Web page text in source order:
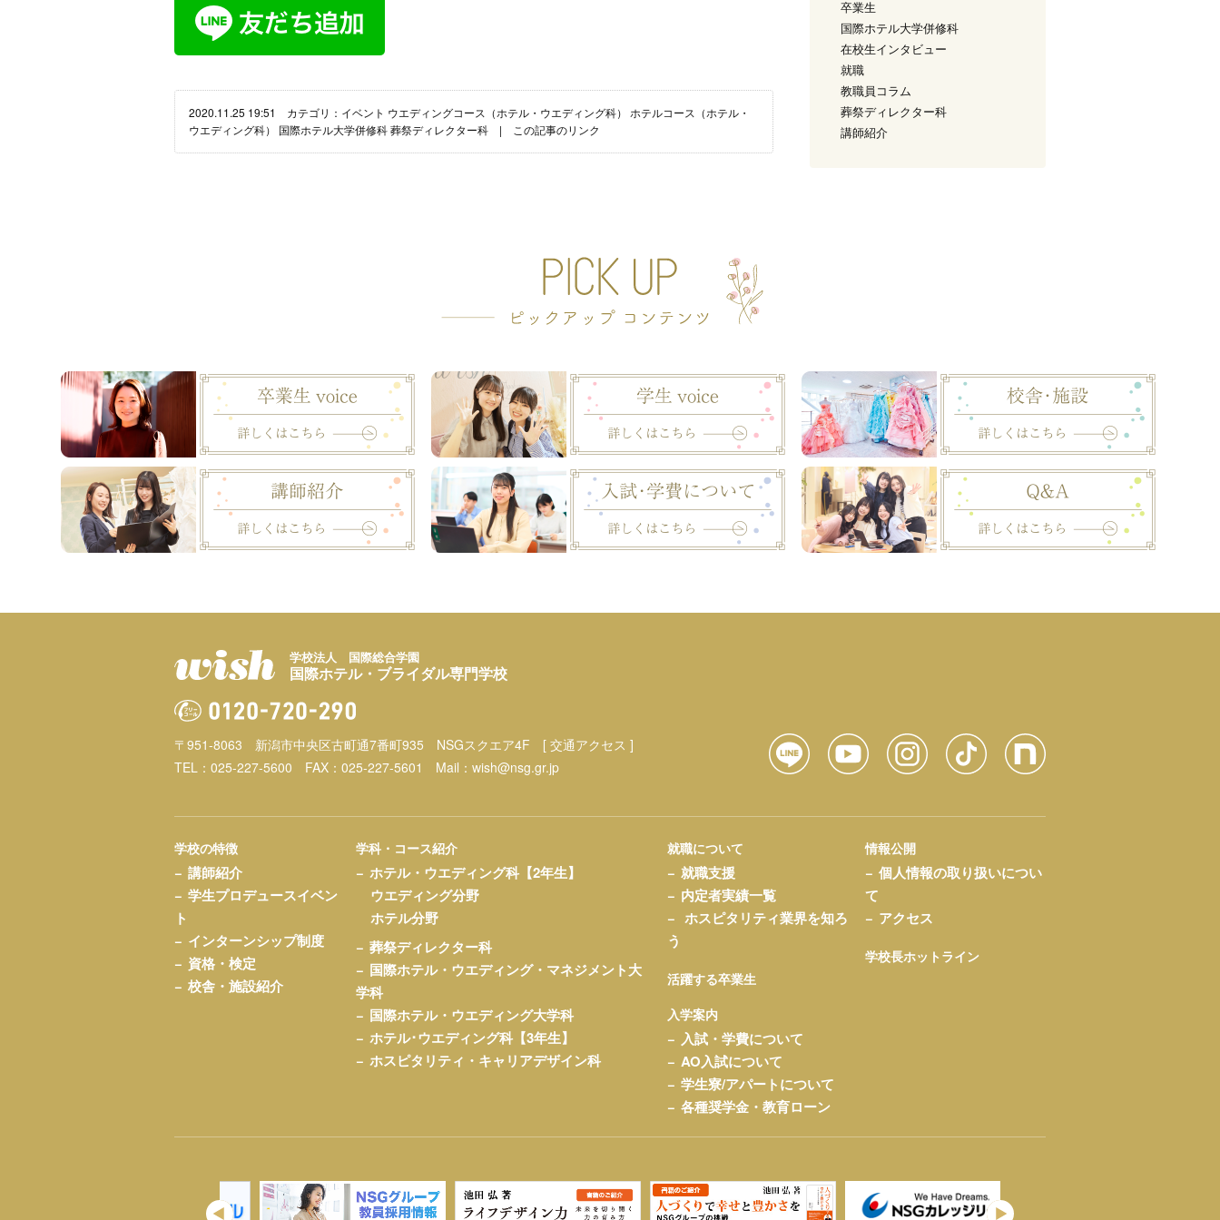
2020.11.25 19:51 カテゴリ： イベント ウエディングコース（ホテル・ウエディング科）
ホテルコース（ホテル・
ウエディング科）
国際ホテル大学併修科葬祭ディレクター科 | この記事のリンク
卒業生
国際ホテル大学併修科
在校生インタビュー
就職
教職員コラム
葬祭ディレクター科
講師紹介
学校法人 国際総合学園
国際ホテル・ブライダル専門学校
〒951-8063 新潟市中央区古町通7番町935 NSGスクエア4F
[ 交通アクセス ]
TEL：025-227-5600
FAX：025-227-5601 Mail： wish@nsg.gr.jp
学校の特徴
講師紹介
学生プロデュースイベン
ト
インターンシップ制度
資格・検定
校舎・施設紹介
学科・コース紹介
ホテル・ウエディング科【2年生】
ウエディング分野
ホテル分野
葬祭ディレクター科
国際ホテル・ウエディング・マネジメント大
学科
国際ホテル・ウエディング大学科
ホテル･ウエディング科【3年生】
ホスピタリティ・キャリアデザイン科
就職について
就職支援
内定者実績一覧
ホスピタリティ業界を知ろ
う
活躍する卒業生
入学案内
入試・学費について
AO入試について
学生寮/アパートについて
各種奨学金・教育ローン
情報公開
個人情報の取り扱いについ
て
アクセス
学校長ホットライン